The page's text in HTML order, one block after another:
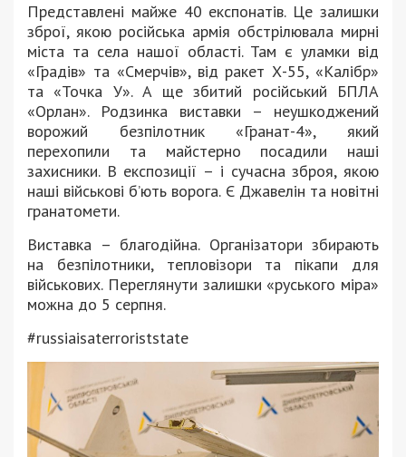
Представлені майже 40 експонатів. Це залишки
зброї, якою російська армія обстрілювала мирні
міста та села нашої області. Там є уламки від
«Градів» та «Смерчів», від ракет Х-55, «Калібр»
та «Точка У». А ще збитий російський БПЛА
«Орлан». Родзинка виставки – неушкоджений
ворожий безпілотник «Гранат-4», який
перехопили та майстерно посадили наші
захисники. В експозиції – і сучасна зброя, якою
наші військові б’ють ворога. Є Джавелін та новітні
гранатомети.
Виставка – благодійна. Організатори збирають
на безпілотники, тепловізори та пікапи для
військових. Переглянути залишки «руського міра»
можна до 5 серпня.
#russiaisaterroriststate